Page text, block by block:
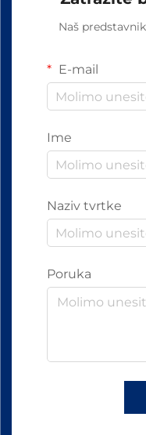
Naš
E-mail
Ime
Naziv tvrtke
Poruka